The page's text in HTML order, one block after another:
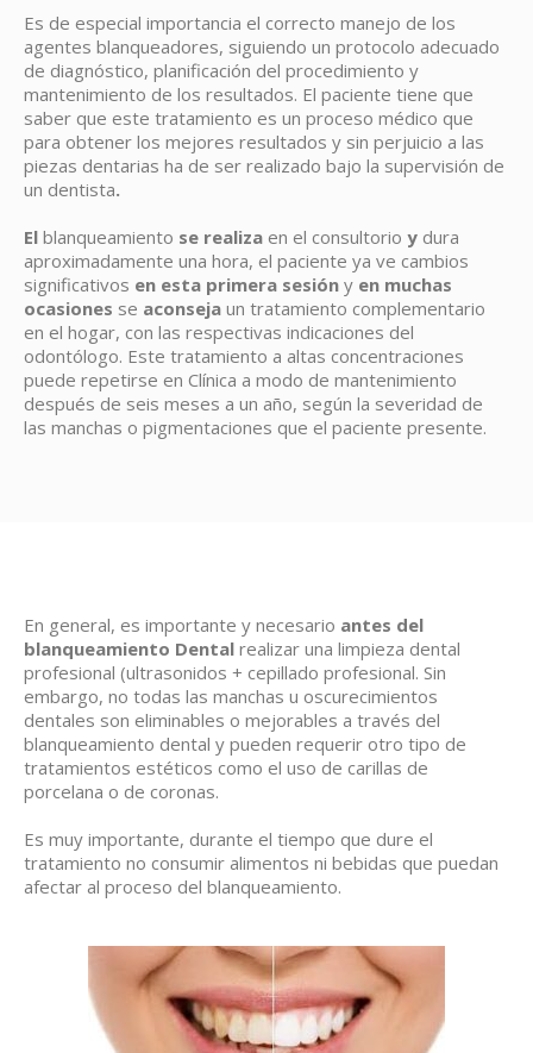
Es de especial importancia el correcto manejo de los
agentes blanqueadores, siguiendo un protocolo adecuado
de diagnóstico, planificación del procedimiento y
mantenimiento de los resultados. El paciente tiene que
saber que este tratamiento es un proceso médico que
para obtener los mejores resultados y sin perjuicio a las
piezas dentarias ha de ser realizado bajo la supervisión de
un dentista.
Elblanqueamiento se realizaen el consultorio ydura
aproximadamente una hora, el paciente ya ve cambios
significativos en esta primera sesióny en muchas
ocasiones se aconseja un tratamiento complementario
en el hogar, con las respectivas indicaciones del
odontólogo. Este tratamiento a altas concentraciones
puede repetirse en Clínica a modo de mantenimiento
después de seis meses a un año, según la severidad de
las manchas o pigmentaciones que el paciente presente.
En general, es importante y necesario antes del
blanqueamiento Dentalrealizar una limpieza dental
profesional (ultrasonidos + cepillado profesional. Sin
embargo, no todas las manchas u oscurecimientos
dentales son eliminables o mejorables a través del
blanqueamiento dental y pueden requerir otro tipo de
tratamientos estéticos como el uso de carillas de
porcelana o de coronas.
Es muy importante, durante el tiempo que dure el
tratamiento no consumir alimentos ni bebidas que puedan
afectar al proceso del blanqueamiento.